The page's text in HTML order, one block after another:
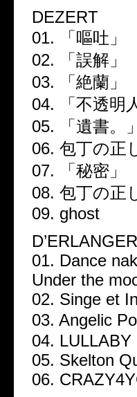
DEZERT
01. 「嘔吐」
02. 「誤解」
03. 「絶蘭」
04. 「不透明
05. 「遺書。」
06. 包丁の正
07. 「秘密」
08. 包丁の正
09. ghost
D’ERLANGER
01. Dance
Under the
02. Singe et
03. Angelic
04. LULLABY
05. Skelton
06.